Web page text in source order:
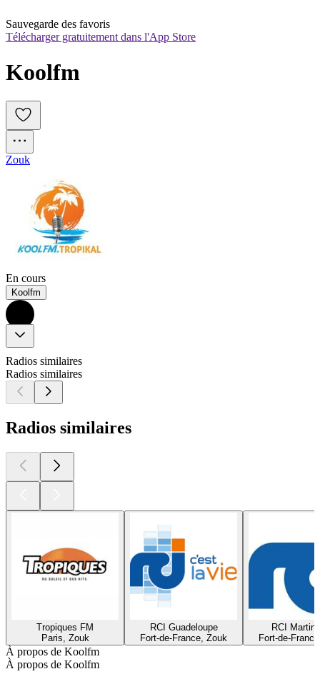
Sauvegarde des favoris
Télécharger gratuitement dans l'App Store
Koolfm
Zouk
En cours
Koolfm
Radios similaires
Radios similaires
Radios similaires
Tropiques FM
Paris, Zouk
RCI Guadeloupe
Fort-de-France, Zouk
RCI
Fort-de-
À propos de Koolfm
À propos de Koolfm